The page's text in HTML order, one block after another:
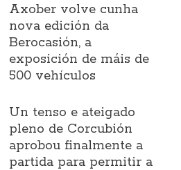
Axober volve cunha
nova edición da
Berocasión, a
exposición de máis de
500 vehículos
Un tenso e ateigado
pleno de Corcubión
aprobou finalmente a
partida para permitir a